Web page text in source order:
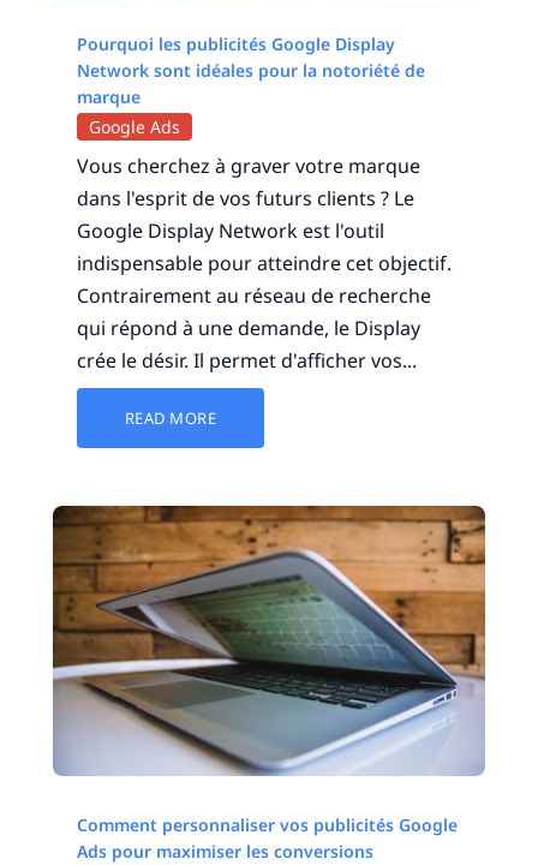
Pourquoi les publicités Google Display
Network sont idéales pour la notoriété de
marque
Google Ads
Vous cherchez à graver votre marque
dans l'esprit de vos futurs clients ? Le
Google Display Network est l'outil
indispensable pour atteindre cet objectif.
Contrairement au réseau de recherche
qui répond à une demande, le Display
crée le désir. Il permet d'afficher vos...
READ MORE
Comment personnaliser vos publicités Google
Ads pour maximiser les conversions